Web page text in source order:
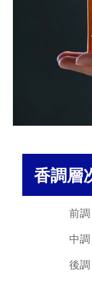
香調層
前
中
後